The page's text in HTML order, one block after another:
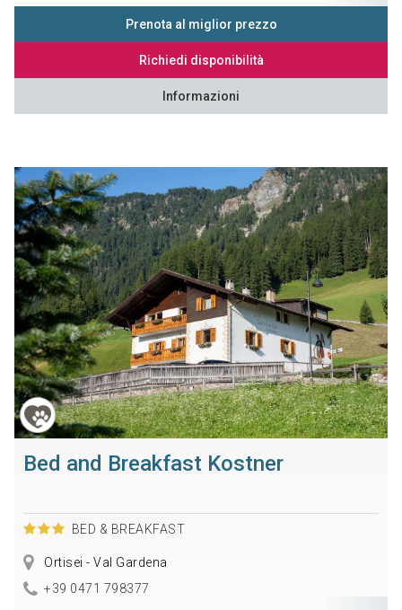
Prenota al miglior prezzo
Richiedi disponibilità
Informazioni
Bed and Breakfast Kostner
BED & BREAKFAST
Ortisei - Val Gardena
+39 0471 798377